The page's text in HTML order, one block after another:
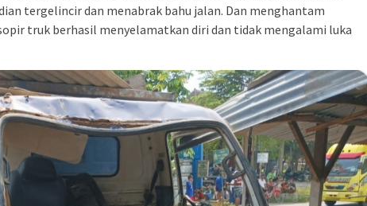
tergelincir dan menabrak bahu jalan. Dan menghantam
truk berhasil menyelamatkan diri dan tidak mengalami luka